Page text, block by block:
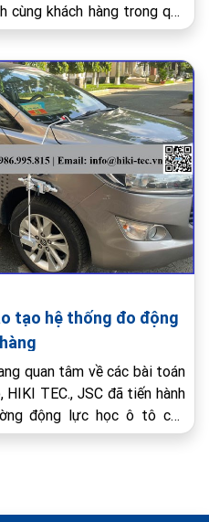
cùng khách hàng trong quá
tạo hệ thống đo động
quan tâm về các bài toán
động lực học ô tô của
) tới khách hàng. Các